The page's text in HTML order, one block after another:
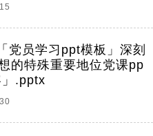
党员学习ppt模板」深刻
的特殊重要地位党课pp
.pptx